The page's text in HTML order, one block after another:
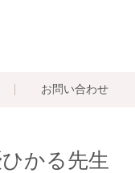
お問い合わせ
かる先生